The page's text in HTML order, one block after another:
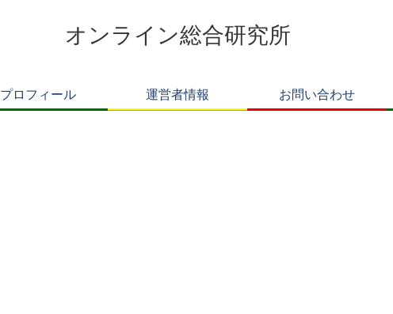
オンライン総合研究所
プロフィール 運営者情報 お問い合わせ